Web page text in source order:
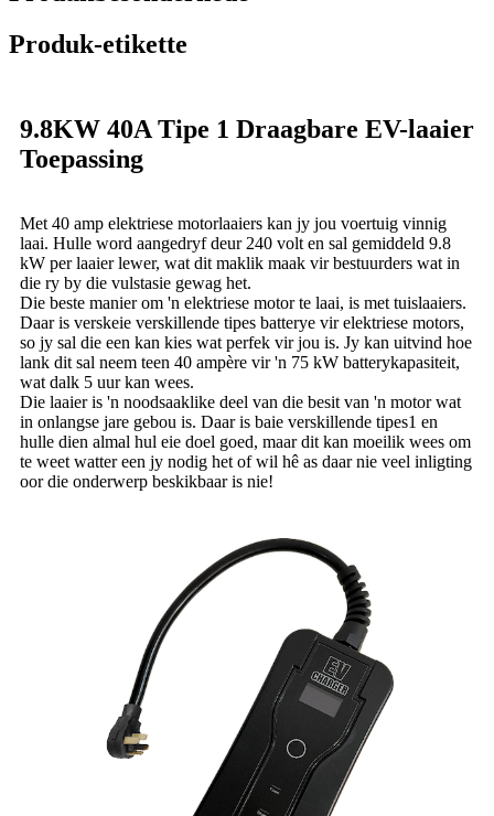
Produk-etikette
9.8KW 40A Tipe 1 Draagbare EV-laaier
Toepassing
Met 40 amp elektriese motorlaaiers kan jy jou voertuig vinnig
laai. Hulle word aangedryf deur 240 volt en sal gemiddeld 9.8
kW per laaier lewer, wat dit maklik maak vir bestuurders wat in
die ry by die vulstasie gewag het.
Die beste manier om 'n elektriese motor te laai, is met tuislaaiers.
Daar is verskeie verskillende tipes batterye vir elektriese motors,
so jy sal die een kan kies wat perfek vir jou is. Jy kan uitvind hoe
lank dit sal neem teen 40 ampère vir 'n 75 kW batterykapasiteit,
wat dalk 5 uur kan wees.
Die laaier is 'n noodsaaklike deel van die besit van 'n motor wat
in onlangse jare gebou is. Daar is baie verskillende tipes1 en
hulle dien almal hul eie doel goed, maar dit kan moeilik wees om
te weet watter een jy nodig het of wil hê as daar nie veel inligting
oor die onderwerp beskikbaar is nie!